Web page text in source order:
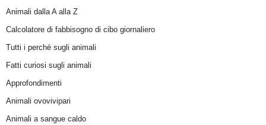
Animali dalla A alla Z
Calcolatore di fabbisogno di cibo giornaliero
Tutti i perché sugli animali
Fatti curiosi sugli animali
Approfondimenti
Animali ovovivipari
Animali a sangue caldo